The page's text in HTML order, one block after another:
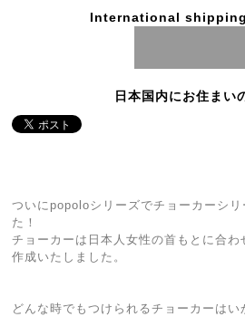
International
日本国内にお住まい
ついにpopoloシリーズでチョーカーシ
た！
チョーカーは日本人女性の首もとに合
作成いたしました。
どんな時でもつけられるチョーカーはい